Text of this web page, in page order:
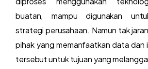
buatan, mampu digunakan
strategi perusahaan. Namun tak
pihak yang memanfaatkan data
tersebut untuk tujuan yang